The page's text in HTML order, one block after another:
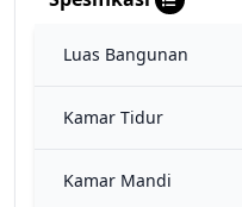
Luas Bangunan
Kamar Tidur
Kamar Mandi